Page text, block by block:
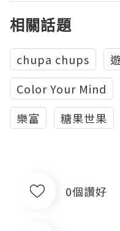
相關話題
chupa chups
Color Your Mind
樂富
糖果世果
0個讚好